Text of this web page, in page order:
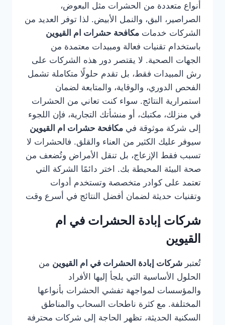
أنواع متعددة من الحشرات مثل البعوض،
الصراصير، البق، والنمل الأبيض. لذا توفر العديد من
الشركات خدمات مكافحة حشرات ام القيوين
باستخدام تقنيات فعالة ومبيدات معتمدة من
الجهات الصحية. لا يقتصر دور هذه الشركات على
رش المبيدات فقط، بل تقدم حلولًا متكاملة تشمل
الفحص الدوري، والوقاية، والمتابعة لضمان
استمرارية النتائج. سواء كنت تعاني من الحشرات
في منزلك، مكتبك، أو منشأتك التجارية، فإن اللجوء
إلى شركة موثوقة في مكافحة حشرات ام القيوين
سيوفر عليك الكثير من العناء والقلق. فالحشرات لا
تسبب فقط الإزعاج، بل تنقل الأمراض وتُضعف من
صحة البيئة المحيطة بك. اختر دائمًا الشركة التي
تعتمد على كوادر متخصصة وتستخدم أدوات
وتقنيات حديثة لضمان أفضل النتائج في أسرع وقت
شركات إبادة الحشرات في ام
القيوين
تُعتبر شركات إبادة الحشرات في ام القيوين من
الحلول الأساسية التي يلجأ إليها الأفراد
والمؤسسات لمواجهة تفشي الحشرات بأنواعها
المختلفة. مع كثرة ناطحات السحاب والمناطق
السكنية الحديثة، تظهر الحاجة إلى شركات محترفة